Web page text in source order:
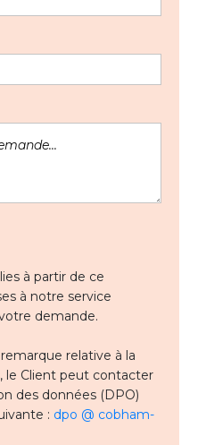
à partir de ce
à notre service
demande.
relative à la
le Client peut contacter
des données (DPO)
: dpo @ cobham-